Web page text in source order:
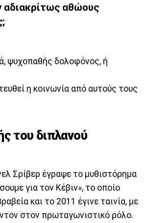
αδιακρίτως αθώους
ψυχοπαθής δολοφόνος, ή
η κοινωνία από αυτούς τους
του διπλανού
Σρίβερ έγραψε το μυθιστόρημα
για τον Κέβιν», το οποίο
και το 2011 έγινε ταινία, με
στον πρωταγωνιστικό ρόλο.